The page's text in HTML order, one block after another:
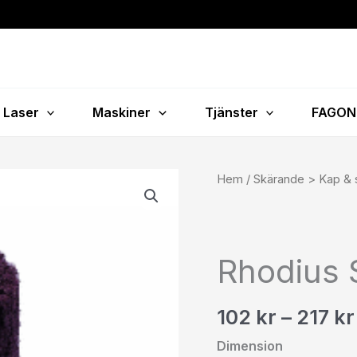
Laser Maskiner Tjänster
Hem / Skärande > Kap &
Rhodius
102 kr – 217 kr
Dimension
Rhodius